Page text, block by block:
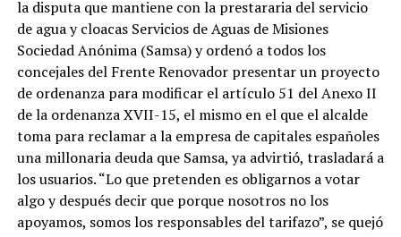
la disputa que mantiene con la prestararia del servicio
de agua y cloacas Servicios de Aguas de Misiones
Sociedad Anónima (Samsa) y ordenó a todos los
concejales del Frente Renovador presentar un proyecto
de ordenanza para modificar el artículo 51 del Anexo II
de la ordenanza XVII-15, el mismo en el que el alcalde
toma para reclamar a la empresa de capitales españoles
una millonaria deuda que Samsa, ya advirtió, trasladará a
los usuarios. “Lo que pretenden es obligarnos a votar
algo y después decir que porque nosotros no los
apoyamos, somos los responsables del tarifazo”, se quejó